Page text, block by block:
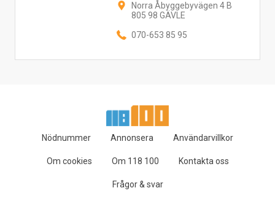
Norra Åbyggebyvägen 4 B
805 98 GÄVLE
070-653 85 95
Nödnummer Annonsera Användarvillkor
Om cookies Om 118 100 Kontakta oss
Frågor & svar